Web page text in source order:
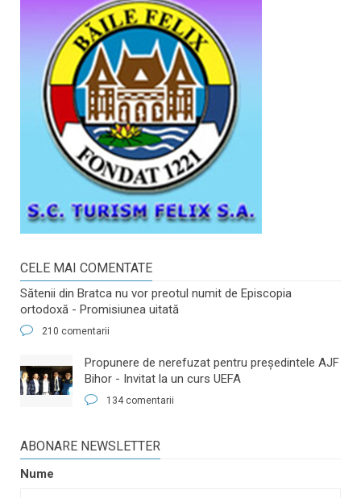
CELE MAI COMENTATE
Sătenii din Bratca nu vor preotul numit de Episcopia
ortodoxă - Promisiunea uitată
210 comentarii
​Propunere de nerefuzat pentru preşedintele AJF
Bihor - Invitat la un curs UEFA
134 comentarii
ABONARE NEWSLETTER
Nume